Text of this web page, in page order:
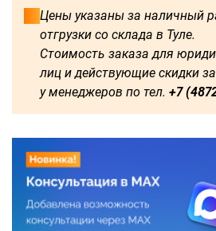
Цены указаны за наличный
отгрузки со склада в Туле.
Стоимость заказа для
лиц и действующие скидки
у менеджеров по тел. +7
3500
4000 4500 4750
5250 5500 5750